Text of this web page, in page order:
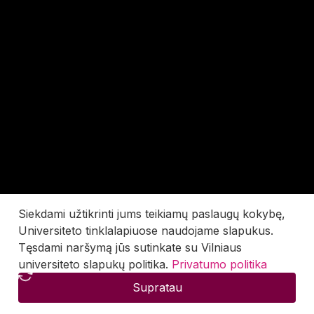
Siekdami užtikrinti jums teikiamų paslaugų kokybę,
Universiteto tinklalapiuose naudojame slapukus.
Tęsdami naršymą jūs sutinkate su Vilniaus
universiteto slapukų politika. Privatumo politika
Supratau